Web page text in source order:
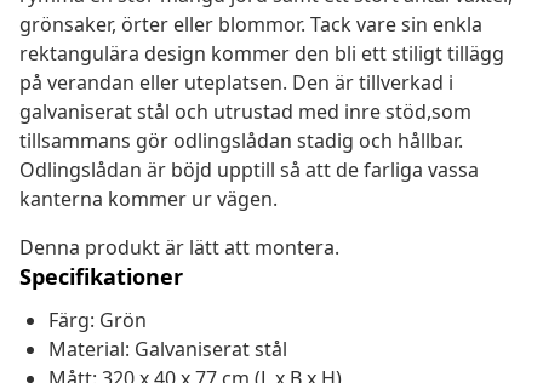
grönsaker, örter eller blommor. Tack vare sin enkla
rektangulära design kommer den bli ett stiligt tillägg
på verandan eller uteplatsen. Den är tillverkad i
galvaniserat stål och utrustad med inre stöd,som
tillsammans gör odlingslådan stadig och hållbar.
Odlingslådan är böjd upptill så att de farliga vassa
kanterna kommer ur vägen.
Denna produkt är lätt att montera.
Specifikationer
Färg: Grön
Material: Galvaniserat stål